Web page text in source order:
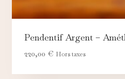
Pendentif Argent –
220,00 € Hors taxes